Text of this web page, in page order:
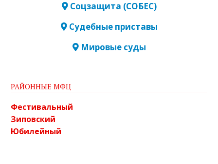
Соцзащита (СОБЕС)
Судебные приставы
Мировые суды
РАЙОННЫЕ МФЦ
Фестивальный
Зиповский
Юбилейный